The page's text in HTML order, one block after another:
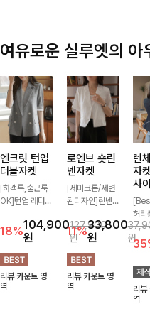
여유로운 실루엣의 아
엔크릿 턴업
더블자켓
[하객룩,출근룩
OK]턴업 레터링
있게 완성된 썸
머 자켓, 더블버
튼 디자인으로
깔끔하고 세련된
무드가 느껴져요
🩶 가볍고 시원
18%104,900
원
127,900
원
리뷰 카운트 영
역
로엔브 숏린
넨자켓
[세미크롭/세련
된디자인]린넨
볍고 드라이한
소재감으로 한여
름에도 부담 없
이 툭 걸치기 좋
은 반팔 자켓, 크
롭에 가까운 깔
11%33,800
원
원
리뷰 카운트 영
역
렌
자
사
허리
게 만
림핏
단
고급
기를
아우
로도
리뷰
역